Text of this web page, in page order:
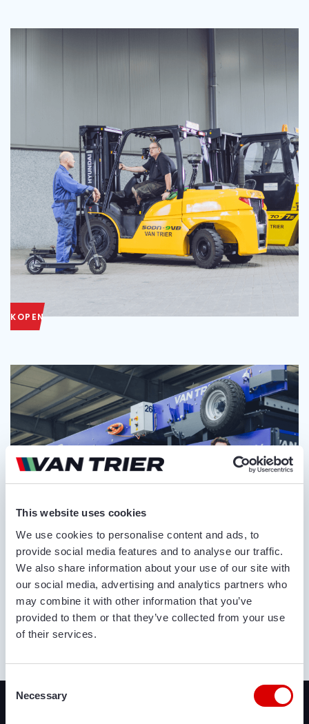
This website uses cookies
We use cookies to personalise content and ads, to
provide social media features and to analyse our traffic.
We also share information about your use of our site with
our social media, advertising and analytics partners who
may combine it with other information that you’ve
provided to them or that they’ve collected from your use
of their services.
Consent
Selection
Necessary
KOPEN
Recent toegevoegd